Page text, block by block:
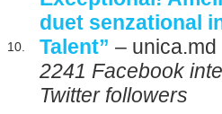
10.
duet senzational
Talent” – unica.md
2241 Facebook
Twitter followers